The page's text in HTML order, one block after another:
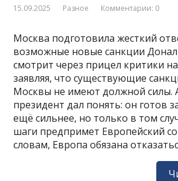
15.09.2025 Разное Комментарии: 0
Москва подготовила жесткий
возможные новые санкции
смотрит через прицел критики
заявляя, что существующие
Москвы не имеют должной силы.
президент дал понять: он готов
ещё сильнее, но только в том
шаги предпримет Европейский
словам, Европа обязана